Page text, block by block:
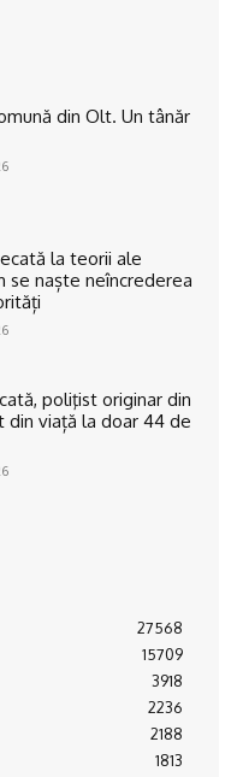
din Olt. Un tânăr
la teorii ale
se naște neîncrederea
poliţist originar din
din viață la doar 44 de
27568
15709
3918
2236
2188
1813